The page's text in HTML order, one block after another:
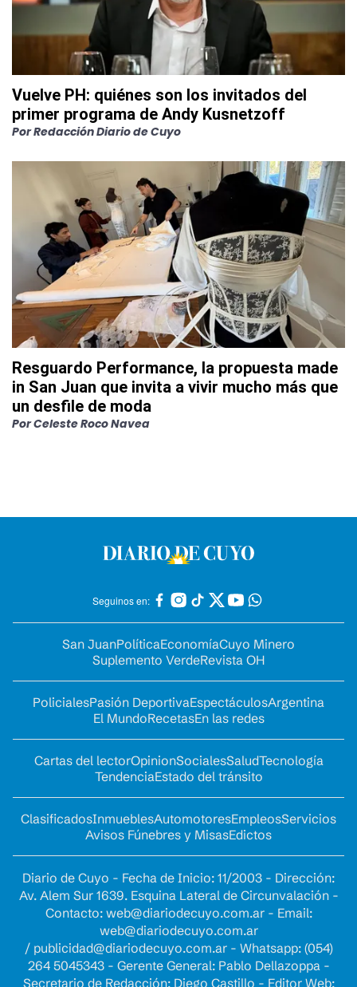
Vuelve PH: quiénes son los invitados del
primer programa de Andy Kusnetzoff
PorRedacción Diario de Cuyo
Resguardo Performance, la propuesta made
in San Juan que invita a vivir mucho más que
un desfile de moda
PorCeleste Roco Navea
Seguinos en:
San JuanPolíticaEconomíaCuyo Minero
Suplemento VerdeRevista OH
PolicialesPasión DeportivaEspectáculosArgentina
El MundoRecetasEn las redes
Cartas del lectorOpinionSocialesSaludTecnología
TendenciaEstado del tránsito
ClasificadosInmueblesAutomotoresEmpleosServicios
Avisos Fúnebres y MisasEdictos
Diario de Cuyo - Fecha de Inicio: 11/2003 - Dirección:
Av. Alem Sur 1639. Esquina Lateral de Circunvalación -
Contacto: web@diariodecuyo.com.ar- Email:
web@diariodecuyo.com.ar
/ publicidad@diariodecuyo.com.ar- Whatsapp: (054)
264 5045343 - Gerente General: Pablo Dellazoppa -
Secretario de Redacción: Diego Castillo - Editor Web: